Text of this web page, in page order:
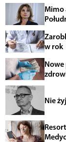
Mimo
w rok
Nowe
Nie